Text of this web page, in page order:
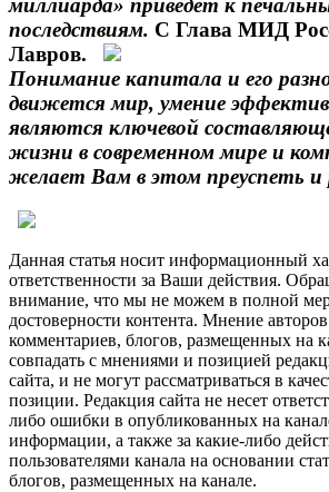
миллиарда» приведет к
последствиям. С Глава МИД
Лавров.
Понимание капитала и его
движется мир, умение
являются ключевой
жизни в современном мире и
желает Вам в этом преуспеть и
Данная статья носит информационный
ответственности за Ваши действия.
внимание, что мы не можем в полной
достоверности контента. Мнение авторов
комментариев, блогов, размещенных на
совпадать с мнениями и позицией
сайта, и не могут рассматриваться в
позиции. Редакция сайта не несет
либо ошибки в опубликованных на
информации, а также за какие-либо
пользователями канала на основании
блогов, размещенных на канале.